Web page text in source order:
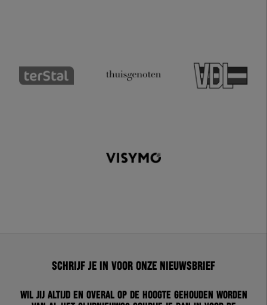
Schrijf je in voor onze nieuwsbrief
Wil jij altijd en overal op de hoogte gehouden worden